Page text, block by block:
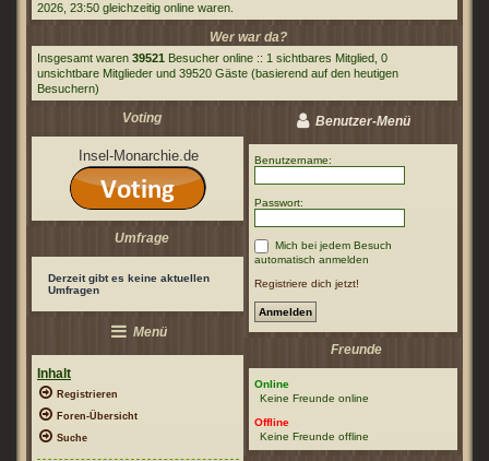
2026, 23:50 gleichzeitig online waren.
Wer war da?
Insgesamt waren 39521 Besucher online :: 1 sichtbares Mitglied, 0
unsichtbare Mitglieder und 39520 Gäste (basierend auf den heutigen
Besuchern)
Voting
Insel-Monarchie.de
Umfrage
Derzeit gibt es keine aktuellen
Umfragen
Menü
Inhalt
Registrieren
Foren-Übersicht
Suche
Benutzer-Menü
Benutzername:
Passwort:
Mich bei jedem Besuch
automatisch anmelden
Registriere dich jetzt!
Freunde
Online
Keine Freunde online
Offline
Keine Freunde offline